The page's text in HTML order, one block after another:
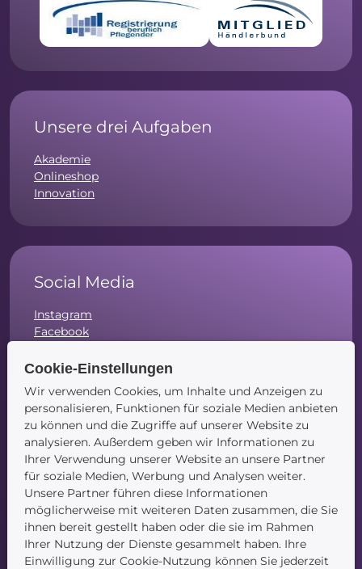
Unsere drei Aufgaben
Akademie
Onlineshop
Innovation
Social Media
Instagram
Facebook
Navigation
Startseite
Kontakt
Cookie-Einstellungen
Wir verwenden Cookies, um Inhalte und Anzeigen zu
personalisieren, Funktionen für soziale Medien anbieten
zu können und die Zugriffe auf unserer Website zu
analysieren. Außerdem geben wir Informationen zu
Ihrer Verwendung unserer Website an unsere Partner
für soziale Medien, Werbung und Analysen weiter.
Unsere Partner führen diese Informationen
möglicherweise mit weiteren Daten zusammen, die Sie
ihnen bereit gestellt haben oder die sie im Rahmen
Ihrer Nutzung der Dienste gesammelt haben. Ihre
Einwilligung zur Cookie-Nutzung können Sie jederzeit